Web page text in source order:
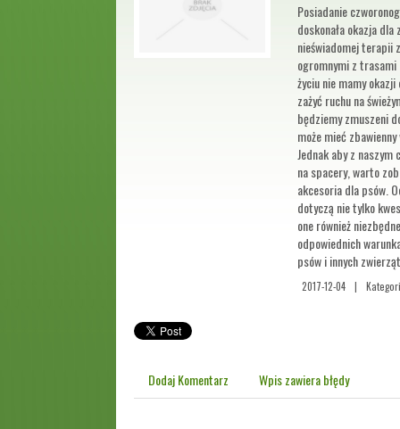
Posiadanie
doskonała okazja
nieświadomej terapii
ogromnymi z trasami
życiu nie mamy
zażyć ruchu na
będziemy zmuszeni
może mieć
Jednak aby z
na spacery, warto
akcesoria dla psów.
dotyczą nie tylko
one również
odpowiednich
psów i innych
2017-12-04 |
Dodaj Komentarz Wpis zawiera błędy